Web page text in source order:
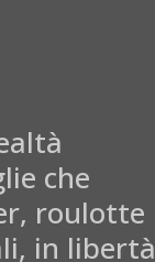
che
roulotte
in libertà